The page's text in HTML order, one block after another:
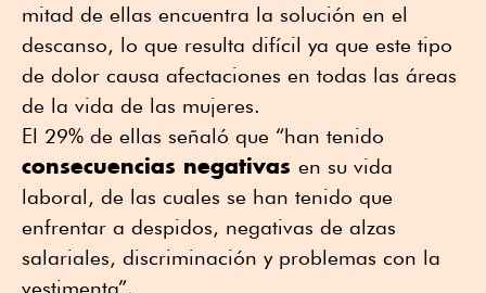
mitad de ellas encuentra la solución en el
descanso, lo que resulta difícil ya que este tipo
de dolor causa afectaciones en todas las áreas
de la vida de las mujeres.
El 29% de ellas señaló que “han tenido
consecuencias negativas en su vida
laboral, de las cuales se han tenido que
enfrentar a despidos, negativas de alzas
salariales, discriminación y problemas con la
vestimenta”.